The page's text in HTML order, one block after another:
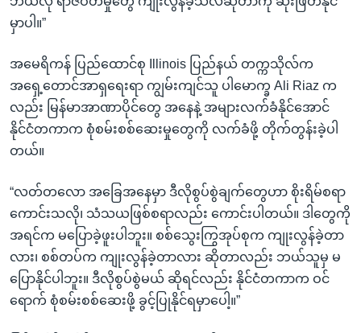
မှာပါ။”
အမေရိကန် ပြည်ထောင်စု Illinois ပြည်နယ် တက္ကသိုလ်က
အရှေ့တောင်အာရှရေးရာ ကျွမ်းကျင်သူ ပါမောက္ခ Ali Riaz က
လည်း မြန်မာအာဏာပိုင်တွေ အနေနဲ့ အများလက်ခံနိုင်အောင်
နိုင်ငံတကာက စုံစမ်းစစ်ဆေးမှုတွေကို လက်ခံဖို့ တိုက်တွန်းခဲ့ပါ
တယ်။
“လတ်တလော အခြေအနေမှာ ဒီလိုစွပ်စွဲချက်တွေဟာ စိုးရိမ်စရာ
ကောင်းသလို၊ သံသယဖြစ်စရာလည်း ကောင်းပါတယ်။ ဒါတွေကို
အရင်က မပြောခဲ့ဖူးပါဘူး။ စစ်သွေးကြွအုပ်စုက ကျုးလွန်ခဲ့တာ
လား၊ စစ်တပ်က ကျုးလွန်ခဲ့တာလား ဆိုတာလည်း ဘယ်သူမှ မ
ပြောနိုင်ပါဘူး။ ဒီလိုစွပ်စွဲမယ် ဆိုရင်လည်း နိုင်ငံတကာက ဝင်
ရောက် စုံစမ်းစစ်ဆေးဖို့ ခွင့်ပြုနိုင်ရမှာပေါ့။”